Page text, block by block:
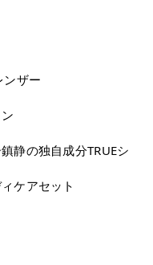
ンザー
静の独⾃成分TRUEシ
ケアセット